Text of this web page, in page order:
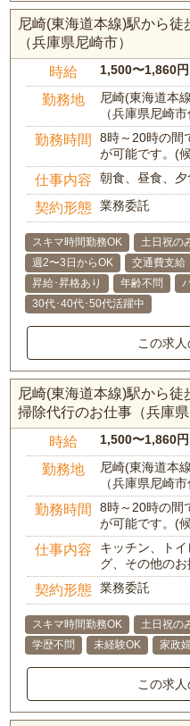
尼崎(東海道本線)駅から
（兵庫県尼崎市）
時給 1,500〜1,860円
勤務地
尼崎(東海道本
（兵庫県尼崎市
勤務時間
8時～20時の間
が可能です。(
仕事内容 朝食、昼食、
契約形態 業務委託
スキマ時間勤務OK 土日祝の
週2〜3日からOK
交通費支給
昇給･昇格あり
年齢不問
30代･40代･50代活躍中
この求
尼崎(東海道本線)駅から
掃除代行のお仕事（兵庫県
時給 1,500〜1,860円
勤務地
尼崎(東海道本
（兵庫県尼崎市
勤務時間
8時～20時の間
が可能です。(
仕事内容
キッチン、ト
グ、その他のお
契約形態 業務委託
スキマ時間勤務OK 土日祝の
学歴不問
未経験OK 家政
この求